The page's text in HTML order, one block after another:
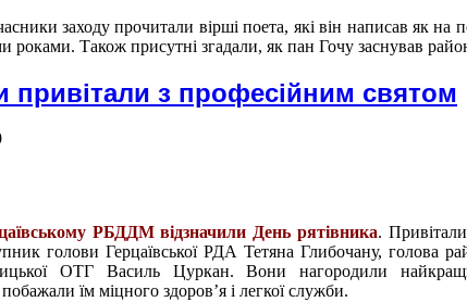
заходу прочитали вірші поета, які він написав як на
роками. Також присутні згадали, як пан Гочу заснував
привітали з професійним святом
РБДДМ відзначили День рятівника.
голови Герцаївської РДА Тетяна Глибочану, голова
ОТГ Василь Цуркан. Вони нагородили
їм міцного здоров’я і легкої служби.